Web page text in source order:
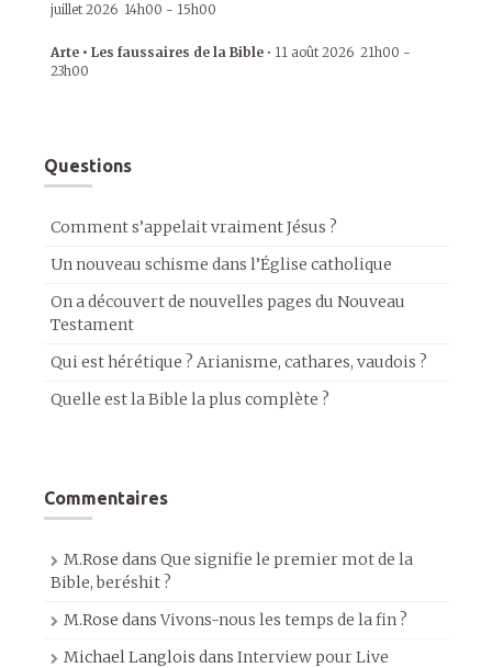
juillet 2026 14h00 - 15h00
Arte • Les faussaires de la Bible • 11 août 2026 21h00 -
23h00
Questions
Comment s’appelait vraiment Jésus ?
Un nouveau schisme dans l’Église catholique
On a découvert de nouvelles pages du Nouveau
Testament
Qui est hérétique ? Arianisme, cathares, vaudois ?
Quelle est la Bible la plus complète ?
Commentaires
M.Rose dans Que signifie le premier mot de la
Bible, beréshit ?
M.Rose dansVivons-nous les temps de la fin ?
Michael Langlois dans Interview pour Live